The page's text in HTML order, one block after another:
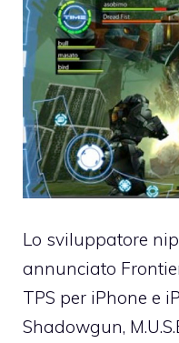
Lo sviluppatore
annunciato
TPS per iPhone e
Shadowgun,